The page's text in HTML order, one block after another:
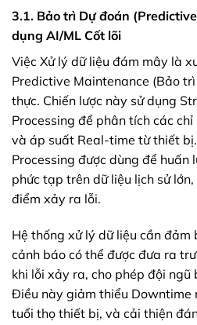
3.1. Bảo trì Dự đoán
dụng AI/ML Cốt lõi
Việc Xử lý dữ liệu đám mây là
Predictive Maintenance (Bảo
thực. Chiến lược này sử dụng
Processing để phân tích các
và áp suất Real-time từ thiết
Processing được dùng để huấn
phức tạp trên dữ liệu lịch sử
điểm xảy ra lỗi.
Hệ thống xử lý dữ liệu cần đảm
cảnh báo có thể được đưa ra
khi lỗi xảy ra, cho phép đội
Điều này giảm thiểu Downtime
tuổi thọ thiết bị, và cải thiện